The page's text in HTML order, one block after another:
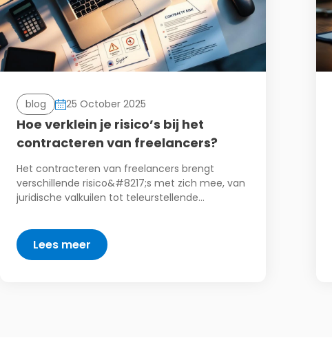
blog 25 October 2025
Hoe verklein je risico’s bij het
contracteren van freelancers?
Het contracteren van freelancers brengt
verschillende risico&#8217;s met zich mee, van
juridische valkuilen tot teleurstellende…
Lees meer